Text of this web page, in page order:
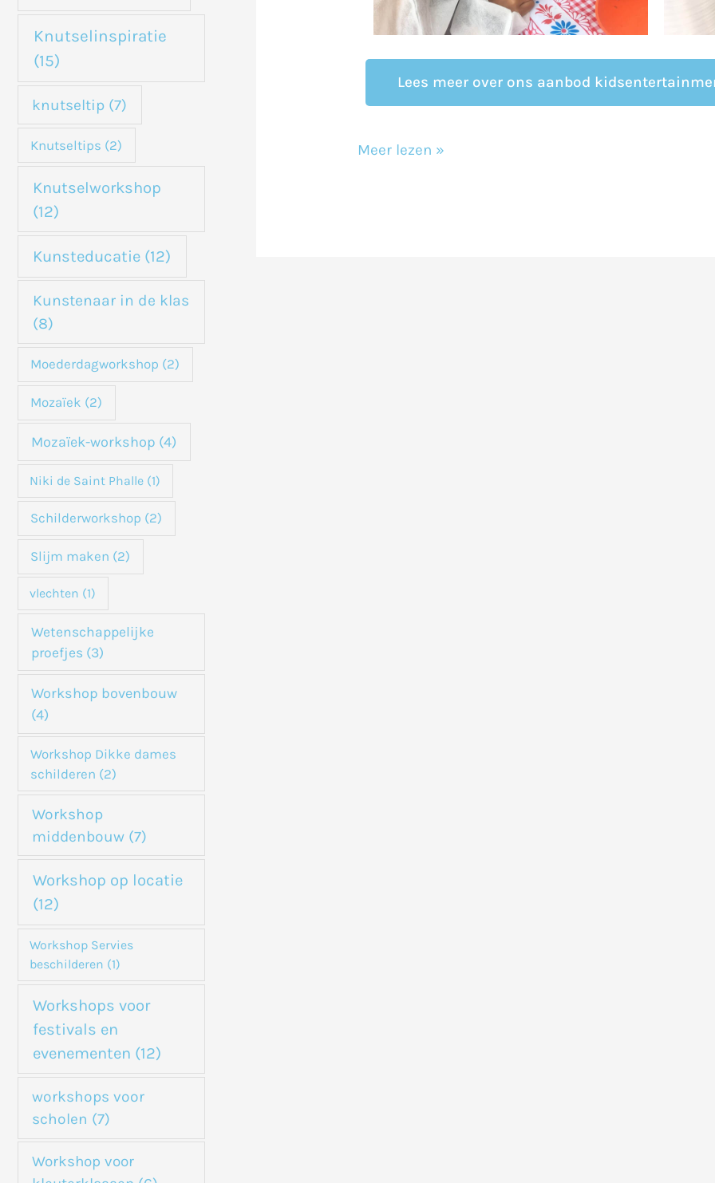
Knutselinspiratie
(15)
knutseltip (7)
Knutseltips (2)
Knutselworkshop
(12)
Kunsteducatie (12)
Kunstenaar in de klas
(8)
Moederdagworkshop (2)
Mozaïek (2)
Mozaïek-workshop (4)
Niki de Saint Phalle (1)
Schilderworkshop (2)
Slijm maken (2)
vlechten (1)
Wetenschappelijke
proefjes (3)
Workshop bovenbouw
(4)
Workshop Dikke dames
schilderen (2)
Workshop
middenbouw (7)
Workshop op locatie
(12)
Workshop Servies
beschilderen (1)
Workshops voor
festivals en
evenementen (12)
workshops voor
scholen (7)
Workshop voor
Lees meer over ons aanbod
Meer lezen »